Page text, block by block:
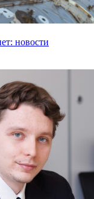
новости